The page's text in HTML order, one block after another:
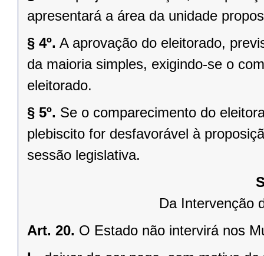
apresentará a área da unidade
§ 4º. A aprovação do eleitorado,
da maioria simples, exigindo-se o
eleitorado.
§ 5º. Se o comparecimento do
plebiscito for desfavorável à
sessão legislativa.
Da Intervenção
Art. 20. O Estado não intervirá nos